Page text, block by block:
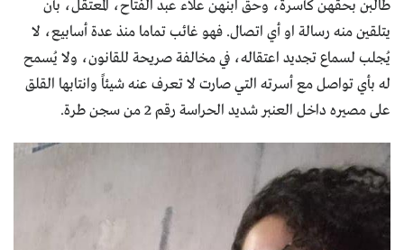
طالبن بحقهن كأسرة، وحق ابنهن علاء عبد الفتاح، المعتقل، بأن
يتلقين منه رسالة او أي اتصال. فهو غائب تماما منذ عدة أسابيع، لا
يُجلب لسماع تجديد اعتقاله، في مخالفة صريحة للقانون، ولا يُسمح
له بأي تواصل مع أسرته التي صارت لا تعرف عنه شيئاً وانتابها القلق
على مصيره داخل العنبر شديد الحراسة رقم 2 من سجن طرة.